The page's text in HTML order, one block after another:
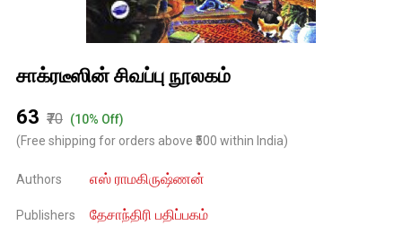
சாக்ரடீஸின் சிவப்பு நூலகம்
₹63 ₹70 (10% Off)
(Free shipping for orders above ₹500 within India)
Authors எஸ் ராமகிருஷ்ணன்
Publishers தேசாந்திரி பதிப்பகம்